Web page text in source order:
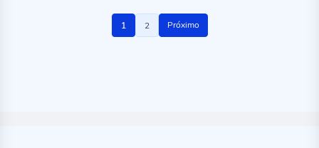
Página
Você
1 Página
2 Próximo